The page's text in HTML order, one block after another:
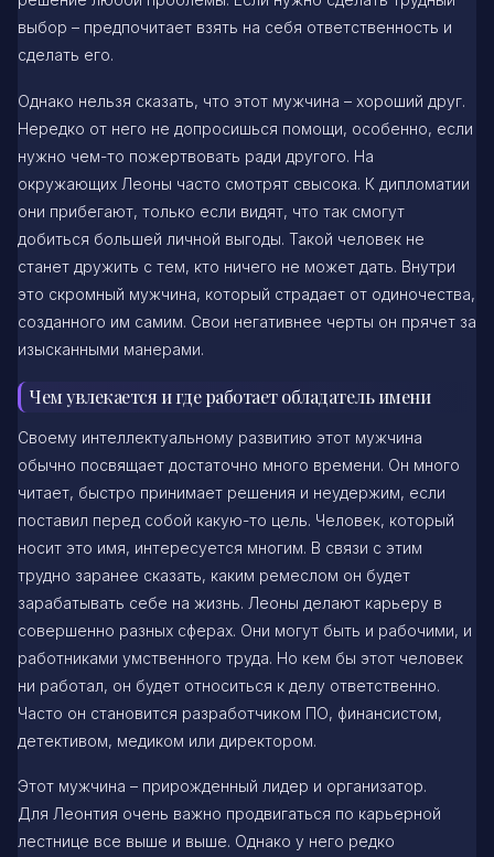
выбор – предпочитает взять на себя ответственность и
сделать его.
Однако нельзя сказать, что этот мужчина – хороший друг.
Нередко от него не допросишься помощи, особенно, если
нужно чем-то пожертвовать ради другого. На
окружающих Леоны часто смотрят свысока. К дипломатии
они прибегают, только если видят, что так смогут
добиться большей личной выгоды. Такой человек не
станет дружить с тем, кто ничего не может дать. Внутри
это скромный мужчина, который страдает от одиночества,
созданного им самим. Свои негативнее черты он прячет за
изысканными манерами.
Чем увлекается и где работает обладатель имени
Своему интеллектуальному развитию этот мужчина
обычно посвящает достаточно много времени. Он много
читает, быстро принимает решения и неудержим, если
поставил перед собой какую-то цель. Человек, который
носит это имя, интересуется многим. В связи с этим
трудно заранее сказать, каким ремеслом он будет
зарабатывать себе на жизнь. Леоны делают карьеру в
совершенно разных сферах. Они могут быть и рабочими, и
работниками умственного труда. Но кем бы этот человек
ни работал, он будет относиться к делу ответственно.
Часто он становится разработчиком ПО, финансистом,
детективом, медиком или директором.
Этот мужчина – прирожденный лидер и организатор.
Для Леонтия очень важно продвигаться по карьерной
лестнице все выше и выше. Однако у него редко